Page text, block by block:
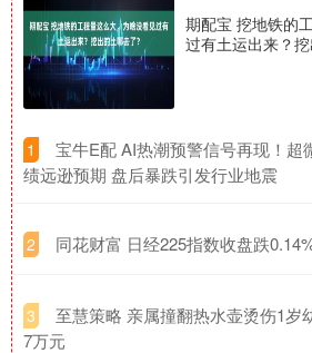
期配宝 挖地铁的
过有土运出来？
1
宝牛E配 AI热潮预警信号再现！超
绩远逊预期 盘后暴跌引发行业地震
2 同花财富 日经225指数收盘跌
3
至慧策略 亲属撞翻热水壶烫伤1岁
7万元